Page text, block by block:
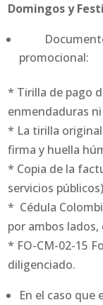
Domingos y
promocional:
* Tirilla de pago
enmendaduras
* La tirilla
firma y huella
* Copia de la
servicios
* Cédula
por ambos
* FO-CM-02-15
diligenciado.
En el caso